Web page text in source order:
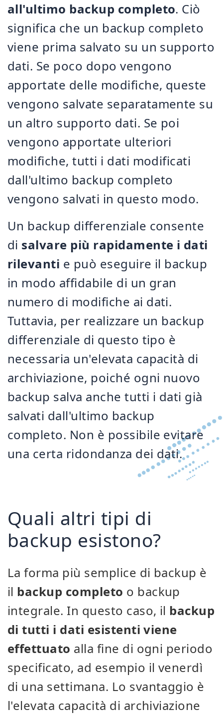
all'ultimo backup completo. Ciò
significa che un backup completo
viene prima salvato su un supporto
dati. Se poco dopo vengono
apportate delle modifiche, queste
vengono salvate separatamente su
un altro supporto dati. Se poi
vengono apportate ulteriori
modifiche, tutti i dati modificati
dall'ultimo backup completo
vengono salvati in questo modo.
Un backup differenziale consente
di salvare più rapidamente i dati
rilevanti e può eseguire il backup
in modo affidabile di un gran
numero di modifiche ai dati.
Tuttavia, per realizzare un backup
differenziale di questo tipo è
necessaria un'elevata capacità di
archiviazione, poiché ogni nuovo
backup salva anche tutti i dati già
salvati dall'ultimo backup
completo. Non è possibile evitare
una certa ridondanza dei dati.
Quali altri tipi di
backup esistono?
La forma più semplice di backup è
il backup completo o backup
integrale. In questo caso, il backup
di tutti i dati esistenti viene
effettuato alla fine di ogni periodo
specificato, ad esempio il venerdì
di una settimana. Lo svantaggio è
l'elevata capacità di archiviazione